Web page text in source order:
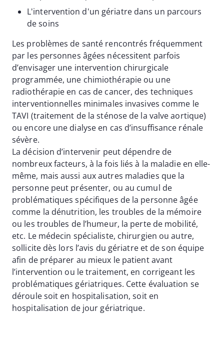
L'intervention d'un gériatre dans un parcours
de soins
Les problèmes de santé rencontrés fréquemment
par les personnes âgées nécessitent parfois
d’envisager une intervention chirurgicale
programmée, une chimiothérapie ou une
radiothérapie en cas de cancer, des techniques
interventionnelles minimales invasives comme le
TAVI (traitement de la sténose de la valve aortique)
ou encore une dialyse en cas d’insuffisance rénale
sévère.
La décision d’intervenir peut dépendre de
nombreux facteurs, à la fois liés à la maladie en elle-
même, mais aussi aux autres maladies que la
personne peut présenter, ou au cumul de
problématiques spécifiques de la personne âgée
comme la dénutrition, les troubles de la mémoire
ou les troubles de l’humeur, la perte de mobilité,
etc. Le médecin spécialiste, chirurgien ou autre,
sollicite dès lors l’avis du gériatre et de son équipe
afin de préparer au mieux le patient avant
l’intervention ou le traitement, en corrigeant les
problématiques gériatriques. Cette évaluation se
déroule soit en hospitalisation, soit en
hospitalisation de jour gériatrique.